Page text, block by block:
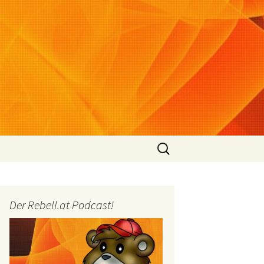
Suchen
nach:
Der Rebell.at Podcast!